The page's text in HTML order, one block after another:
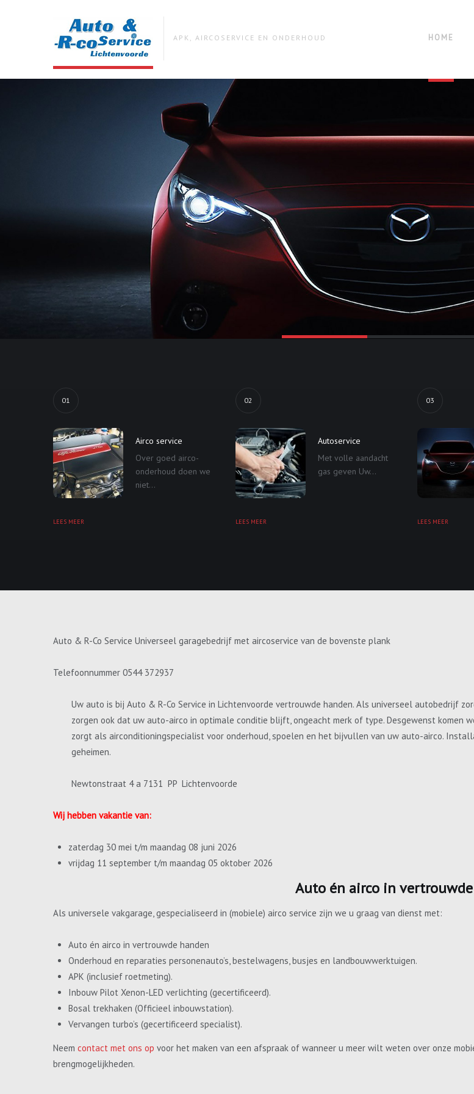
APK, AIRCOSERVICE EN ONDERHOUD HOME
01
Airco service
Over goed airco-
onderhoud doen we
niet...
LEES MEER
02
Autoservice
Met volle aandacht
gas geven Uw...
LEES MEER
03
LEES MEER
Auto & R-Co Service Universeel garagebedrijf met aircoservice van de bovenste plank
Telefoonnummer 0544 372937
Uw auto is bij Auto & R-Co Service in Lichtenvoorde vertrouwde handen. Als universeel autobedrijf
zorgen ook dat uw auto-airco in optimale conditie blijft, ongeacht merk of type. Desgewenst komen
zorgt als airconditioningspecialist voor onderhoud, spoelen en het bijvullen van uw auto-airco.
geheimen.
Newtonstraat 4 a 7131 PP Lichtenvoorde
Wij hebben vakantie van:
zaterdag 30 mei t/m maandag 08 juni 2026
vrijdag 11 september t/m maandag 05 oktober 2026
Auto én airco in
Als universele vakgarage, gespecialiseerd in (mobiele) airco service zijn we u graag van dienst met:
Auto én airco in vertrouwde handen
Onderhoud en reparaties personenauto’s, bestelwagens, busjes en landbouwwerktuigen.
APK (inclusief roetmeting).
Inbouw Pilot Xenon-LED verlichting (gecertificeerd).
Bosal trekhaken (Officieel inbouwstation).
Vervangen turbo’s (gecertificeerd specialist).
Neem contact met ons op voor het maken van een afspraak of wanneer u meer wilt weten over onze
brengmogelijkheden.